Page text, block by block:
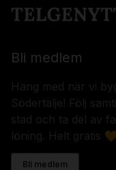
Bli medlem
Häng med när vi
Södertälje! Följ
stad och ta del av
löning. Helt gratis
Bli medlem